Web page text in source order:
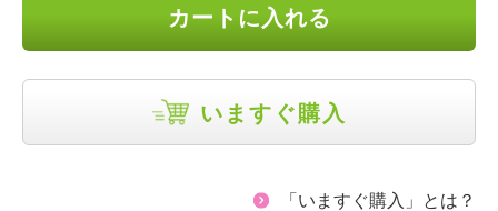
カートに入れる
いますぐ購入
「いますぐ購入」とは？